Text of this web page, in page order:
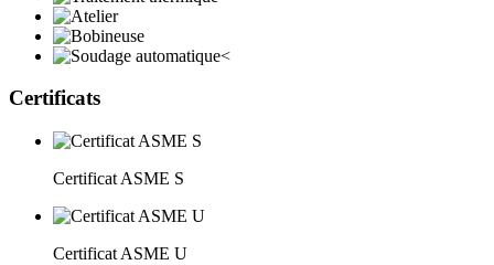
<
Certificats
Certificat ASME S
Certificat ASME U